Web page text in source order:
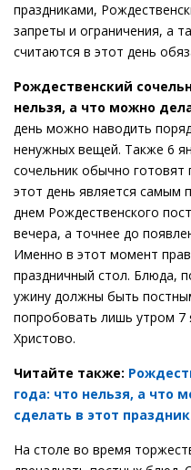
праздниками,
запреты и ограничения, а
считаются в этот день
Рождественский
нельзя, а что можно
день можно наводить
ненужных вещей. Также 6
сочельник обычно готовят
этот день является самым
днем Рождественского
вечера, а точнее до
Именно в этот момент
праздничный стол. Блюда,
ужину должны быть
попробовать лишь утром 7
Христово.
Читайте также:
года: что нельзя, а что
сделать в этот праздник
На столе во время